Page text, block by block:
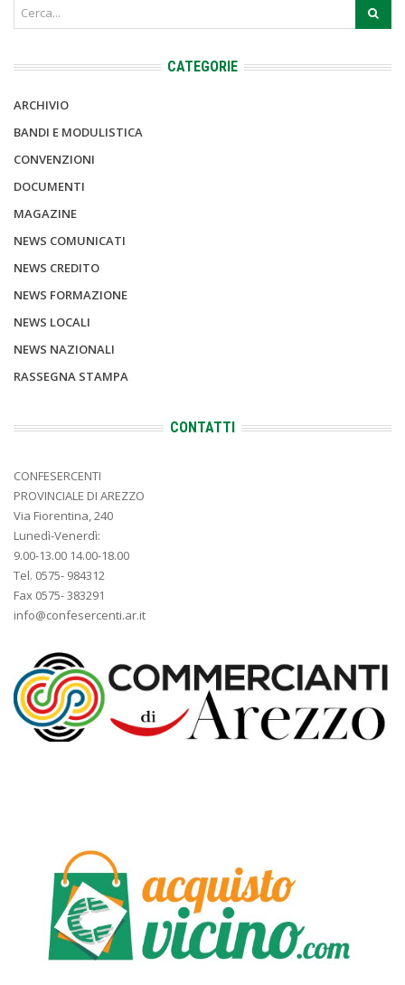
CATEGORIE
ARCHIVIO
BANDI E MODULISTICA
CONVENZIONI
DOCUMENTI
MAGAZINE
NEWS COMUNICATI
NEWS CREDITO
NEWS FORMAZIONE
NEWS LOCALI
NEWS NAZIONALI
RASSEGNA STAMPA
CONTATTI
CONFESERCENTI
PROVINCIALE DI AREZZO
Via Fiorentina, 240
Lunedì-Venerdì:
9.00-13.00 14.00-18.00
Tel. 0575- 984312
Fax 0575- 383291
info@confesercenti.ar.it